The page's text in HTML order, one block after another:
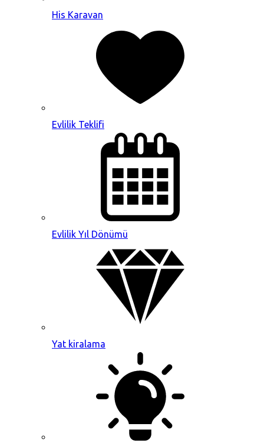
His Karavan
Evlilik Teklifi
Evlilik Yıl Dönümü
Yat kiralama